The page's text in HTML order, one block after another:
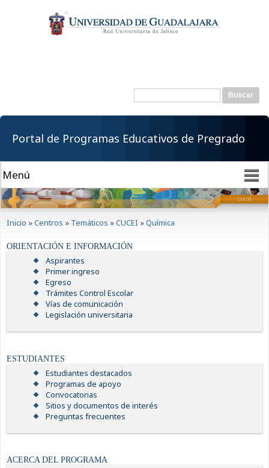
contenido
principal
Formulario de
Buscar
Portal de Programas Educativos de Pregrado
Inicio »Centros » Temáticos »CUCEI »Química
ORIENTACIÓN E INFORMACIÓN
Aspirantes
Primer ingreso
Egreso
Trámites Control Escolar
Vías de comunicación
Legislación universitaria
ESTUDIANTES
Estudiantes destacados
Programas de apoyo
Convocatorias
Sitios y documentos de interés
Preguntas frecuentes
ACERCA DEL PROGRAMA